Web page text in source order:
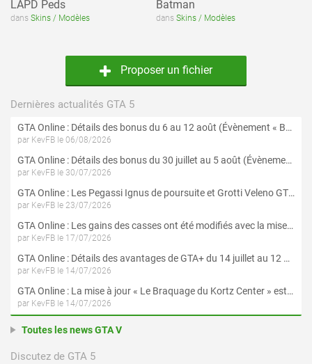
LAPD Peds
dans Skins / Modèles
Batman
dans Skins / Modèles
Proposer un fichier
Dernières actualités GTA 5
GTA Online : Détails des bonus du 6 au 12 août (Évènement « Braquages de l'été » - Suite et fin)
par KevFB le 06/08/2026
GTA Online : Détails des bonus du 30 juillet au 5 août (Évènement « Braquages d'été »)
par KevFB le 30/07/2026
GTA Online : Les Pegassi Ignus de poursuite et Grotti Veleno GT sont maintenant disponibles
par KevFB le 23/07/2026
GTA Online : Les gains des casses ont été modifiés avec la mise à jour « Le Braquage du Kortz Center »
par KevFB le 17/07/2026
GTA Online : Détails des avantages de GTA+ du 14 juillet au 12 août
par KevFB le 14/07/2026
GTA Online : La mise à jour « Le Braquage du Kortz Center » est maintenant disponible
par KevFB le 14/07/2026
Toutes les news GTA V
Discutez de GTA 5